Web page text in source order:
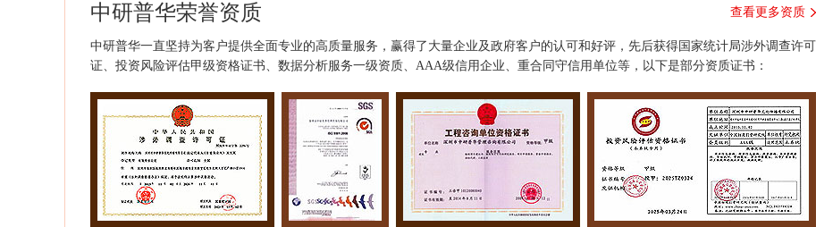
中研普华荣誉资质 查看更多资质
中研普华一直坚持为客户提供全面专业的高质量服务，赢得了大量企业及政府客户的认可和好评，先后获得国家统计局涉外调查许可
证、投资风险评估甲级资格证书、数据分析服务一级资质、AAA级信用企业、重合同守信用单位等，以下是部分资质证书：